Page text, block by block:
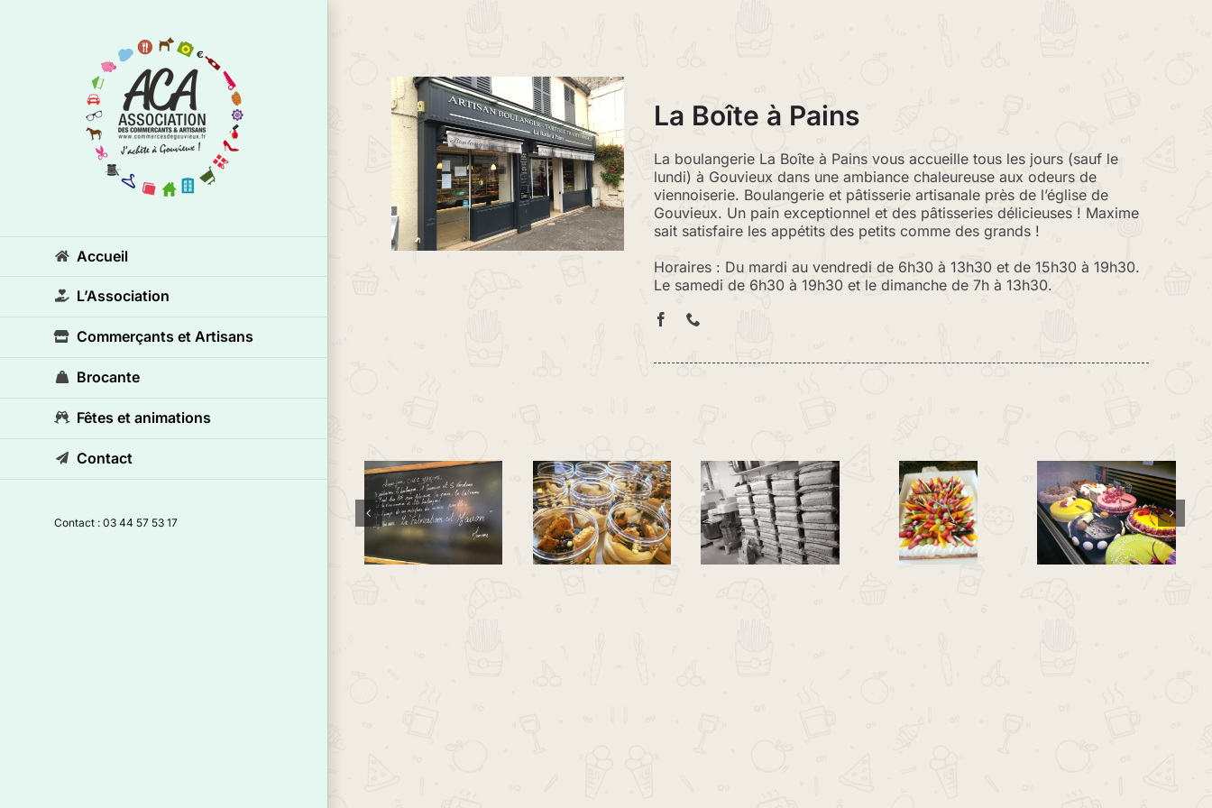
Accueil
L’Association
Commerçants et Artisans
Brocante
Fêtes et animations
Contact
Contact : 03 44 57 53 17
La Boîte à Pains
La boulangerie La Boîte à Pains vous accueille tous les jours (sauf le
lundi) à Gouvieux dans une ambiance chaleureuse aux odeurs de
viennoiserie. Boulangerie et pâtisserie artisanale près de l’église de
Gouvieux. Un pain exceptionnel et des pâtisseries délicieuses ! Maxime
sait satisfaire les appétits des petits comme des grands !
Horaires : Du mardi au vendredi de 6h30 à 13h30 et de 15h30 à 19h30.
Le samedi de 6h30 à 19h30 et le dimanche de 7h à 13h30.